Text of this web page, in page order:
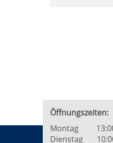
Öffnungszeiten:
Montag 13:00
Dienstag